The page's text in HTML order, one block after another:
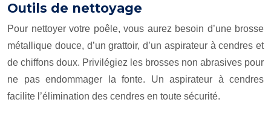
Outils de nettoyage
Pour nettoyer votre poêle, vous aurez besoin d’une brosse
métallique douce, d’un grattoir, d’un aspirateur à cendres et
de chiffons doux. Privilégiez les brosses non abrasives pour
ne pas endommager la fonte. Un aspirateur à cendres
facilite l’élimination des cendres en toute sécurité.